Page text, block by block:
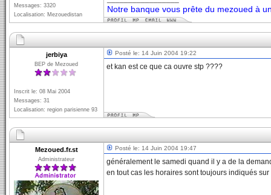
Messages: 3320
Localisation: Mezouedistan
Notre banque vous prête du mezoued à
jerbiya
BEP de Mezoued
Inscrit le: 08 Mai 2004
Messages: 31
Localisation: region parisienne 93
Posté le: 14 Juin 2004 19:22
et kan est ce que ca ouvre stp ????
Mezoued.fr.st
Administrateur
Posté le: 14 Juin 2004 19:47
généralement le samedi quand il y a de la
en tout cas les horaires sont toujours indiqués sur